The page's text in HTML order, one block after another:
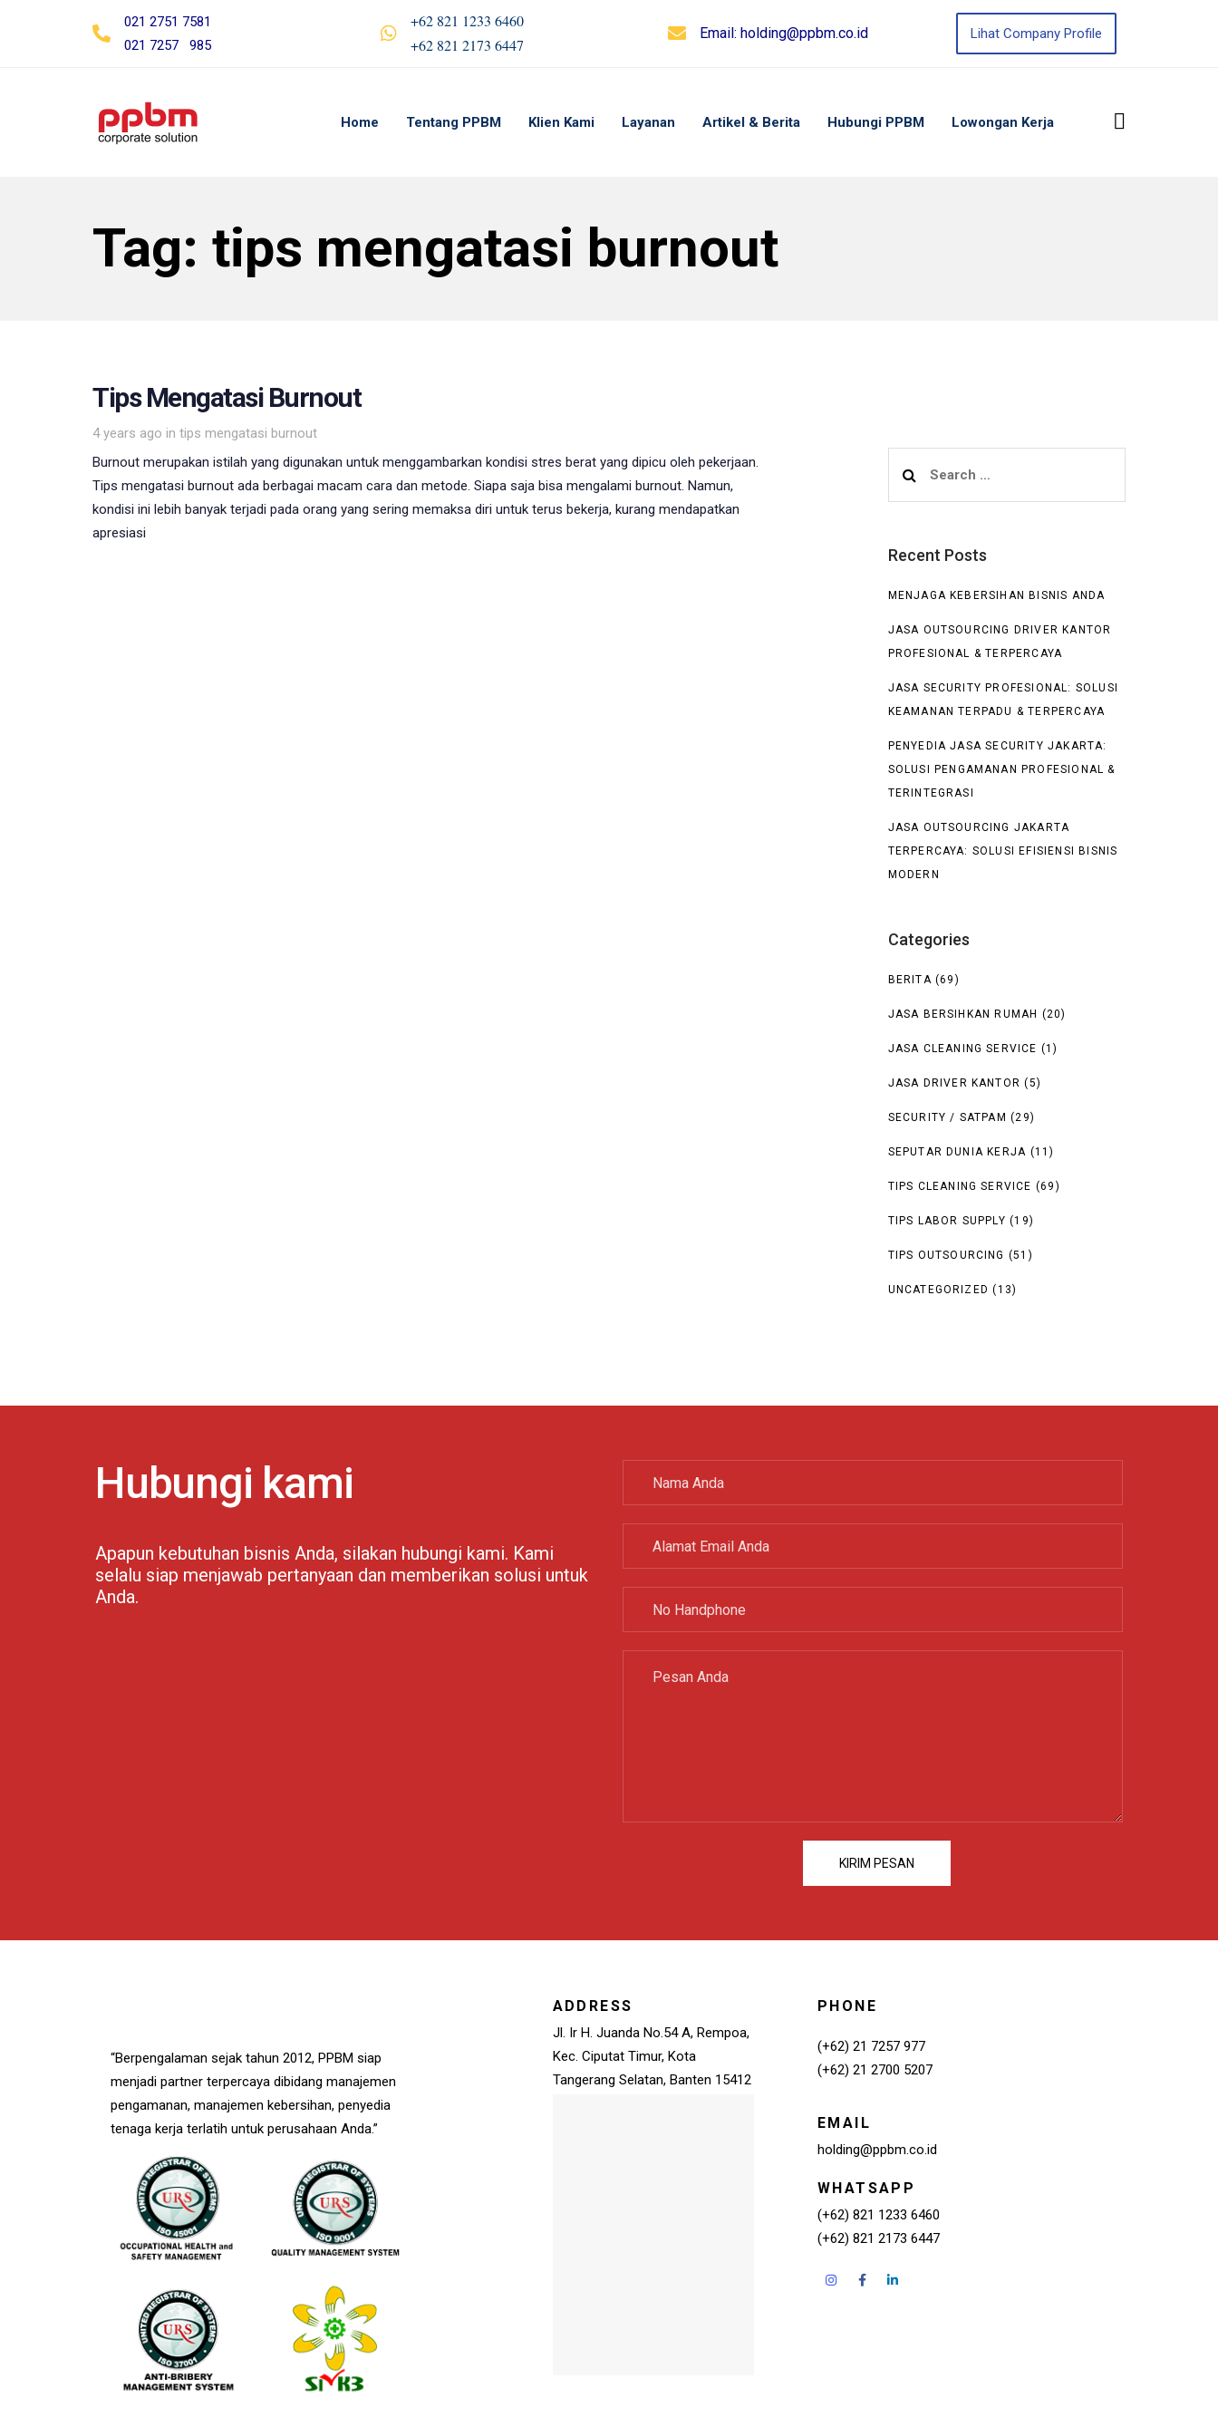
021 2751 7581
021 7257 985
+62 821 1233 6460
+62 821 2173 6447
Email: holding@ppbm.co.id Lihat Company Profile
Home Tentang PPBM Klien Kami Layanan Artikel & Berita Hubungi PPBM Lowongan Kerja
Tag: tips mengatasi burnout
Tips Mengatasi Burnout
4 years ago in
Tags
tips mengatasi burnout
Burnout merupakan istilah yang digunakan untuk menggambarkan kondisi stres berat yang dipicu oleh pekerjaan.
Tips mengatasi burnout ada berbagai macam cara dan metode. Siapa saja bisa mengalami burnout. Namun,
kondisi ini lebih banyak terjadi pada orang yang sering memaksa diri untuk terus bekerja, kurang mendapatkan
apresiasi
for:
Recent Posts
MENJAGA KEBERSIHAN BISNIS ANDA
JASA OUTSOURCING DRIVER KANTOR
PROFESIONAL & TERPERCAYA
JASA SECURITY PROFESIONAL: SOLUSI
KEAMANAN TERPADU & TERPERCAYA
PENYEDIA JASA SECURITY JAKARTA:
SOLUSI PENGAMANAN PROFESIONAL &
TERINTEGRASI
JASA OUTSOURCING JAKARTA
TERPERCAYA: SOLUSI EFISIENSI BISNIS
MODERN
Categories
BERITA(69)
JASA BERSIHKAN RUMAH (20)
JASA CLEANING SERVICE (1)
JASA DRIVER KANTOR (5)
SECURITY / SATPAM (29)
SEPUTAR DUNIA KERJA (11)
TIPS CLEANING SERVICE (69)
TIPS LABOR SUPPLY (19)
TIPS OUTSOURCING (51)
UNCATEGORIZED (13)
Hubungi kami
Apapun kebutuhan bisnis Anda, silakan hubungi kami. Kami
selalu siap menjawab pertanyaan dan memberikan solusi untuk
Anda.
“Berpengalaman sejak tahun 2012, PPBM siap
menjadi partner terpercaya dibidang manajemen
pengamanan, manajemen kebersihan, penyedia
tenaga kerja terlatih untuk perusahaan Anda.”
ADDRESS
Jl. Ir H. Juanda No.54 A, Rempoa,
Kec. Ciputat Timur, Kota
Tangerang Selatan, Banten 15412
PHONE
(+62) 21 7257 977
(+62) 21 2700 5207
EMAIL
holding@ppbm.co.id
WHATSAPP
(+62) 821 1233 6460
(+62) 821 2173 6447